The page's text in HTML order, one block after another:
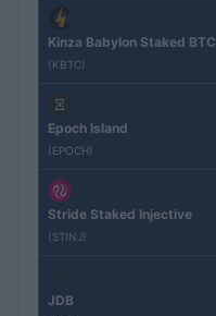
Kinza Babylon Staked BTC
(KBTC)
Epoch Island
(EPOCH)
Stride Staked Injective
(STINJ)
JDB